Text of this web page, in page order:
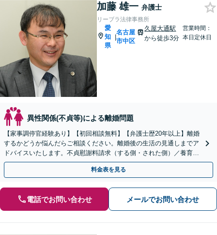
加藤 雄一 弁護士
リーブラ法律事務所
愛
知
県
|
名古屋
市中区
久屋大通駅
から徒歩3分
営業時間：
本日定休日
異性関係(不貞等)による離婚問題
【家事調停官経験あり】【初回相談無料】【弁護士歴20年以上】離婚
するかどうか悩んだらご相談ください。離婚後の生活の見通しまでア
ドバイスいたします。不貞慰謝料請求（する側・された側）／養育費
／親権／モラハラ被害【完全個室】【子連れ相談可】
料金表を見る
電話でお問い合わせ メールでお問い合わせ